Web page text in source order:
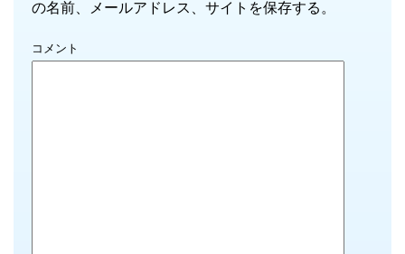
の名前、メールアドレス、サイトを保存する。
コメント